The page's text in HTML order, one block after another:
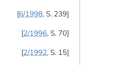
6/1998, S. 239
2/1996, S. 70
2/1992, S. 15